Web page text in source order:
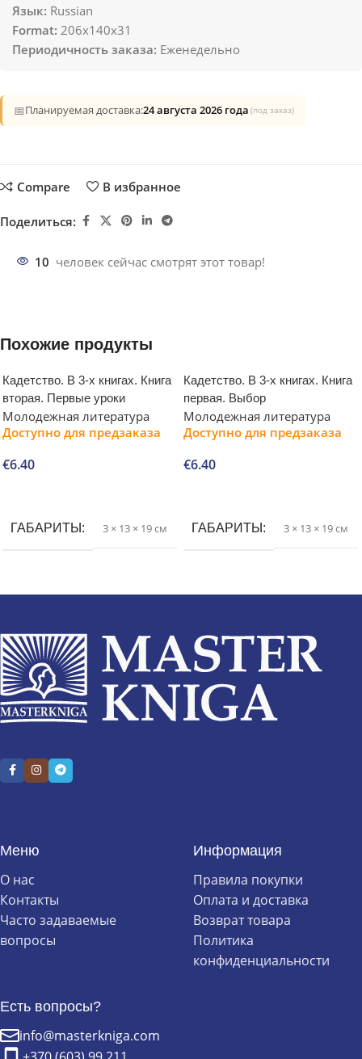
Язык: Russian
Format: 206x140x31
Периодичность заказа: Еженедельно
📅Планируемая доставка:24 августа 2026 года (под заказ)
Compare В избранное
Поделиться:
10 человек сейчас смотрят этот товар!
Похожие продукты
Кадетство. В 3-х книгах. Книга
вторая. Первые уроки
Молодежная литература
Доступно для предзаказа
€6.40
ГАБАРИТЫ 3 × 13 × 19 см
Кадетство. В 3-х книгах. Книга
первая. Выбор
Молодежная литература
Доступно для предзаказа
€6.40
ГАБАРИТЫ 3 × 13 × 19 см
Меню
О нас
Контакты
Часто задаваемые
вопросы
Информация
Правила покупки
Оплата и доставка
Возврат товара
Политика
конфиденциальности
Есть вопросы?
info@masterkniga.com